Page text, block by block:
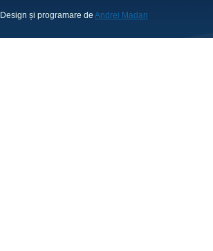
Design și programare de Andrei Madan